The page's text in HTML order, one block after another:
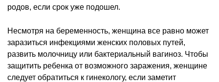
родов, если срок уже подошел.
Несмотря на беременность, женщина все равно может
заразиться инфекциями женских половых путей,
развить молочницу или бактериальный вагиноз. Чтобы
защитить ребенка от возможного заражения, женщине
следует обратиться к гинекологу, если заметит